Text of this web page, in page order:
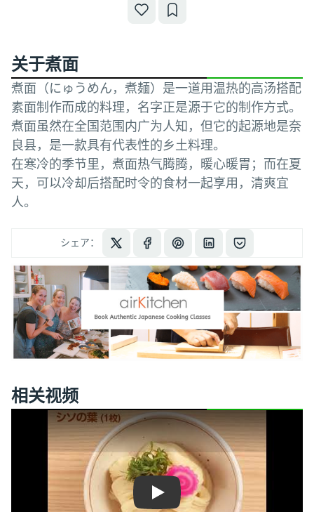
关于煮面
煮面（にゅうめん，煮麺）是一道用温热的高汤搭配
素面制作而成的料理，名字正是源于它的制作方式。
煮面虽然在全国范围内广为人知，但它的起源地是奈
良县，是一款具有代表性的乡土料理。
在寒冷的季节里，煮面热气腾腾，暖心暖胃；而在夏
天，可以冷却后搭配时令的食材一起享用，清爽宜
人。
シェア：
相关视频
Play